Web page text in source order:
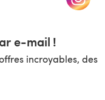
e-mail !
incroyables, des